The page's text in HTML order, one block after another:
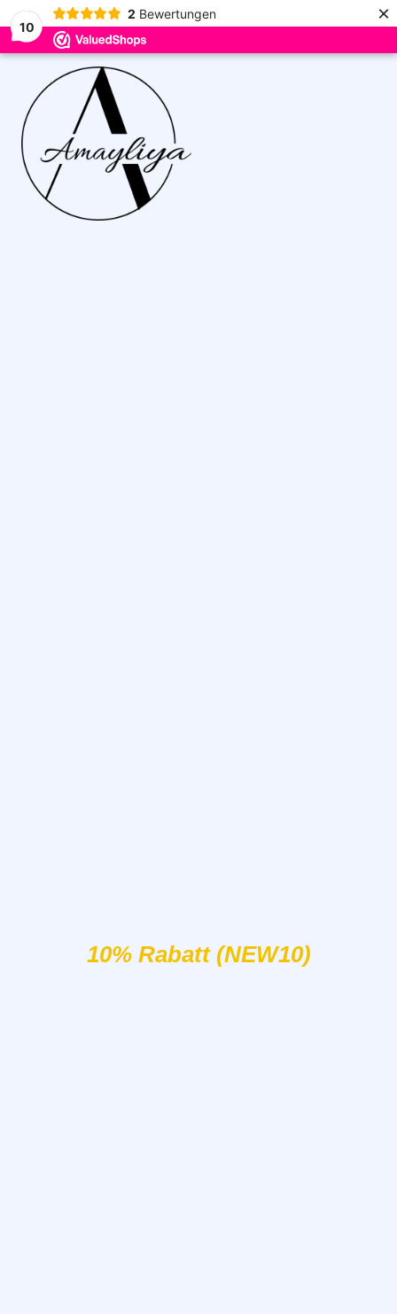
10
2 Bewertungen ×
10% Rabatt (NEW10)